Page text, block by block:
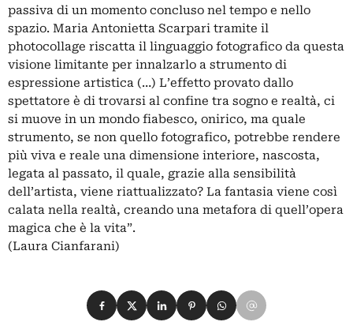
passiva di un momento concluso nel tempo e nello
spazio. Maria Antonietta Scarpari tramite il
photocollage riscatta il linguaggio fotografico da questa
visione limitante per innalzarlo a strumento di
espressione artistica (…) L’effetto provato dallo
spettatore è di trovarsi al confine tra sogno e realtà, ci
si muove in un mondo fiabesco, onirico, ma quale
strumento, se non quello fotografico, potrebbe rendere
più viva e reale una dimensione interiore, nascosta,
legata al passato, il quale, grazie alla sensibilità
dell’artista, viene riattualizzato? La fantasia viene così
calata nella realtà, creando una metafora di quell’opera
magica che è la vita”.
(Laura Cianfarani)
Condividi su Facebook
Condividi su X
Condividi su LinkedIn
Condividi su Pinterest
Condividi su WhatsApp
Condividi su Email